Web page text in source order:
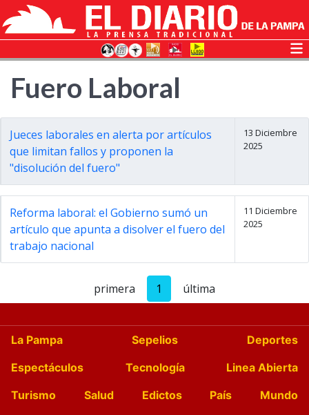
Fuero Laboral
Jueces laborales en alerta por artículos
que limitan fallos y proponen la
"disolución del fuero"
13 Diciembre
2025
Reforma laboral: el Gobierno sumó un
artículo que apunta a disolver el fuero del
trabajo nacional
11 Diciembre
2025
primera 1 última
La Pampa Sepelios
Deportes
Espectáculos
Tecnología
Linea Abierta
Turismo
Salud Edictos País
Mundo